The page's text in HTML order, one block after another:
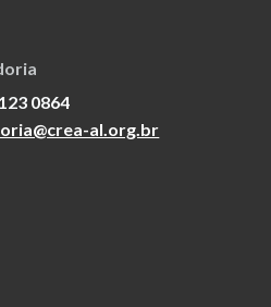
0864
al.org.br